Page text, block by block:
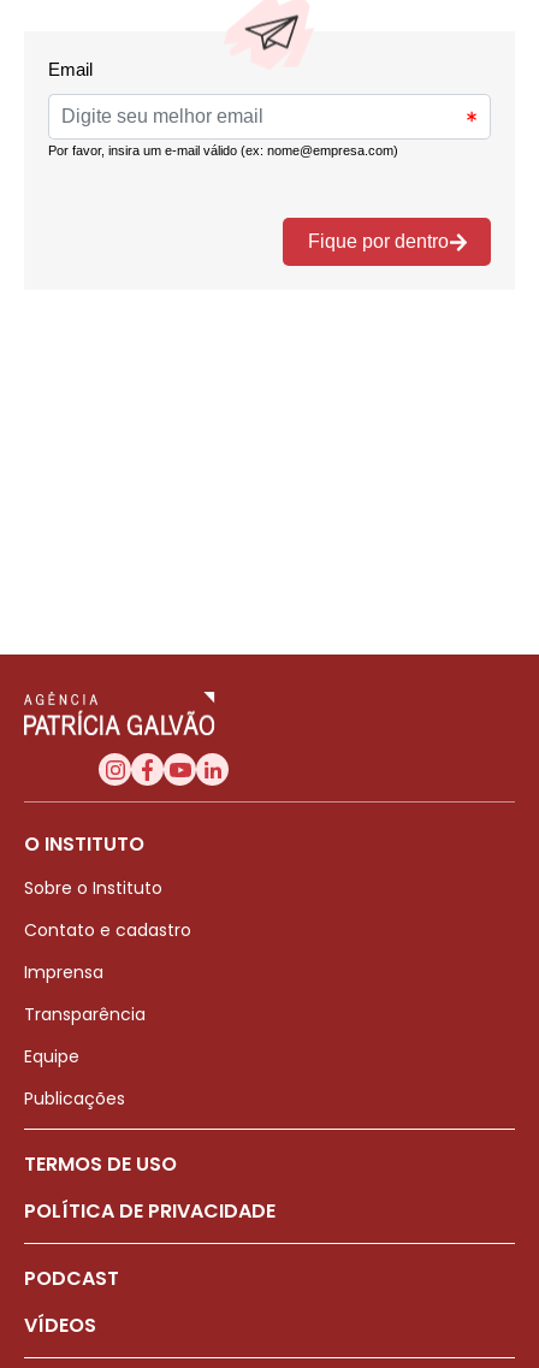
O INSTITUTO
Sobre o Instituto
Contato e cadastro
Imprensa
Transparência
Equipe
Publicações
TERMOS DE USO
POLÍTICA DE PRIVACIDADE
PODCAST
VÍDEOS